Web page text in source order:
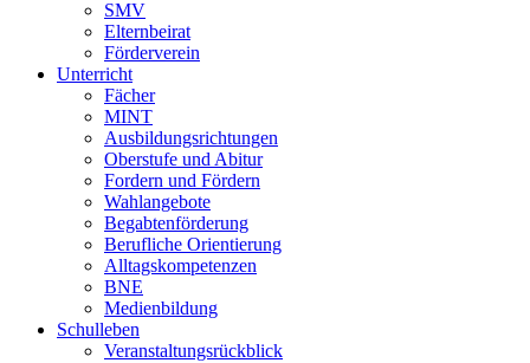
SMV
Elternbeirat
Förderverein
Unterricht
Fächer
MINT
Ausbildungsrichtungen
Oberstufe und Abitur
Fordern und Fördern
Wahlangebote
Begabtenförderung
Berufliche Orientierung
Alltagskompetenzen
BNE
Medienbildung
Schulleben
Veranstaltungsrückblick